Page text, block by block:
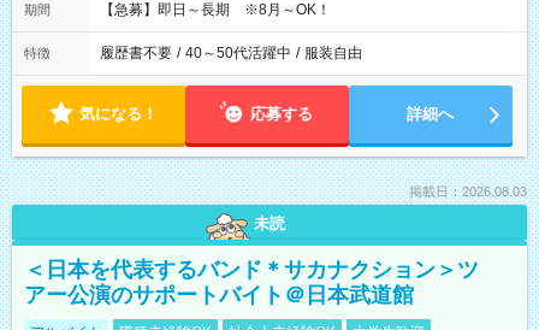
期間 【急募】即日～長期 ※8月～OK！
特徴 履歴書不要 / 40～50代活躍中 / 服装自由
気になる！ 応募する 詳細へ
掲載日：2026.08.03
未読
＜日本を代表するバンド＊サカナクション＞ツ
アー公演のサポートバイト＠日本武道館